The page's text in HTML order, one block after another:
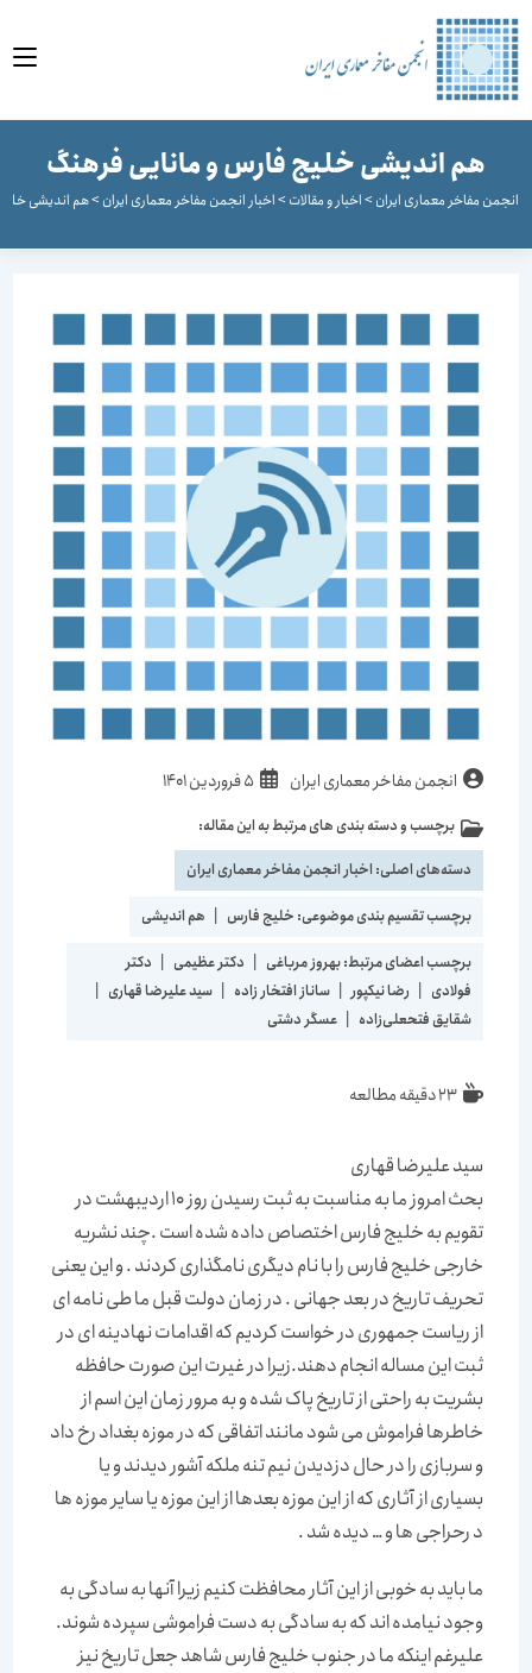
هم اندیشی خلیج فارس و مانایی فرهنگ
مفاخر معماری ایران>اخبار و مقالات>اخبار انجمن مفاخر معماری ایران>هم اندیشی خلیج
نویسندهٔ
انجمن مفاخر معماری ایران نوشته
شده
است:
5 فروردین 1401
دسته‌
نوشته:
برچسب و دسته بندی های مرتبط به این مقاله:
دسته‌های اصلی:اخبار انجمن مفاخر معماری ایران
برچسب تقسیم بندی موضوعی:خلیج فارس | هم اندیشی
برچسب اعضای مرتبط:بهروز مرباغی | دکتر عظیمی |
دکتر
فولادی | رضا نیکپور | ساناز افتخار زاده | سید علیرضا قهاری |
شقایق فتحعلی‌زاده | عسگر دشتی
زمان23 دقیقه مطالعه
سید علیرضا قهاری
بحث امروز ما به مناسبت به ثبت رسیدن روز 10 اردیبهشت در
تقویم به خلیج فارس اختصاص داده شده است .چند نشریه
خارجی خلیج فارس را با نام دیگری نامگذاری کردند . و این یعنی
تحریف تاریخ در بعد جهانی . در زمان دولت قبل ما طی نامه ای
از ریاست جمهوری در خواست کردیم که اقدامات نهادینه ای در
ثبت این مساله انجام دهند.زیرا در غیرت این صورت حافظه
بشریت به راحتی از تاریخ پاک شده و به مرور زمان این اسم از
خاطرها فراموش می شود مانند اتفاقی که در موزه بغداد رخ داد
و سربازی را در حال دزدیدن نیم تنه ملکه آشور دیدند و یا
بسیاری از آثاری که از این موزه بعدها از این موزه یا سایر موزه ها
د رحراجی ها و … دیده شد .
ما باید به خوبی از این آثار محافظت کنیم زیرا آنها به سادگی به
وجود نیامده اند که به سادگی به دست فراموشی سپرده شوند.
علیرغم اینکه ما در جنوب خلیج فارس شاهد جعل تاریخ نیز